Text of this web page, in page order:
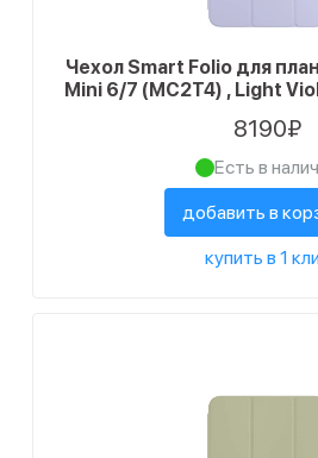
Чехол Smart Folio для
Mini 6/7 (MC2T4) , Light
8190₽
Есть в
добавить в
купить в 1